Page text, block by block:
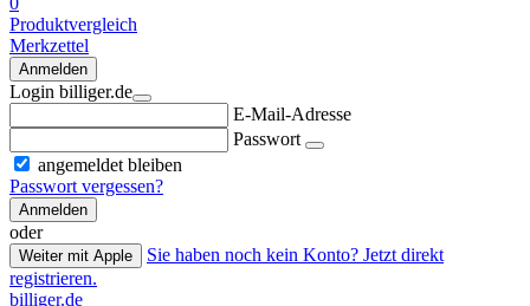
Produktvergleich
Merkzettel
Anmelden
Login billiger.de
E-Mail-Adresse
Passwort
angemeldet bleiben
Passwort vergessen?
Anmelden
oder
Weiter mit Apple
Sie haben noch kein Konto? Jetzt direkt
registrieren.
billiger.de